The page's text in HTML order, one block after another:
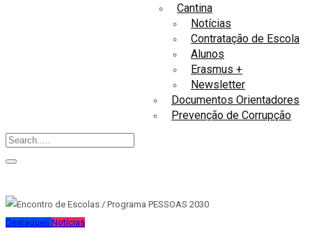
Cantina
Notícias
Contratação de Escola
Alunos
Erasmus +
Newsletter
Documentos Orientadores
Prevenção de Corrupção
Destaques Notícias